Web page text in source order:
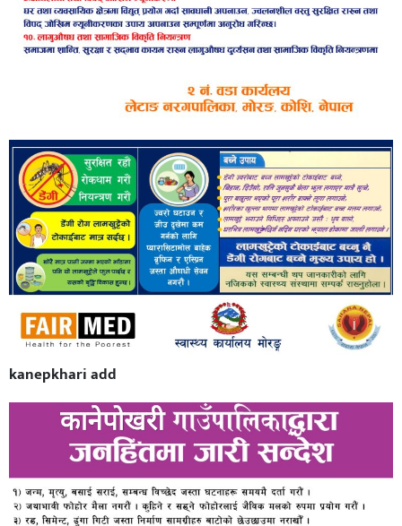
kanepkhari add